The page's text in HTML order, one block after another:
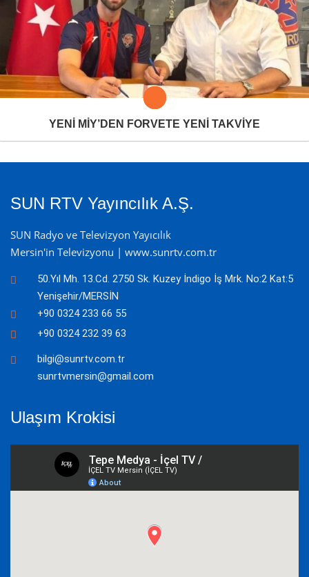
YENİ MİY’DEN FORVETE YENİ TAKVİYE
SUN RTV Yayıncılık A.Ş.
SUN Radyo ve Televizyon Yayıcılık
Mersin'in Televizyonu | www.sunrtv.com.tr
50.Yıl Mh. 13.Cd. 2750 Sk. Kuzey İndigo İş Mrk. No:2 Kat:5
Yenişehir/MERSİN
+90 0324 233 66 55
+90 0324 232 39 63
bilgi@sunrtv.com.tr
sunrtvmersin@gmail.com
Ulaşım Krokisi